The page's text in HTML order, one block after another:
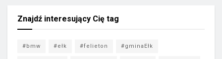
Znajdź interesujący Cię tag
#bmw #ełk #felieton #gminaEłk